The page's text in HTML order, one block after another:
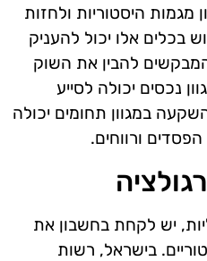
היסטוריות ולחזות
בכלים אלו יכול להעניק
להבין את השוק
נכסים יכולה לסייע
במגוון תחומים יכולה
ורווחים.
יש לקחת בחשבון את
בישראל, רשות